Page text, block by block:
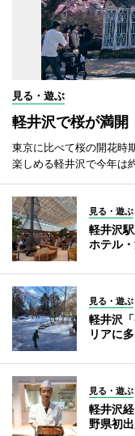
見る・遊ぶ
軽井沢で桜が満
東京に比べて桜の開花時
楽しめる軽井沢で今年は
見る・遊ぶ
軽井沢
ホテル
見る・遊ぶ
軽井沢
リアに
見る・遊ぶ
軽井沢
野県初出